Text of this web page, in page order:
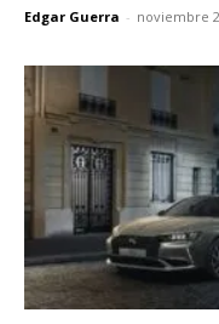
Edgar Guerra - noviembre